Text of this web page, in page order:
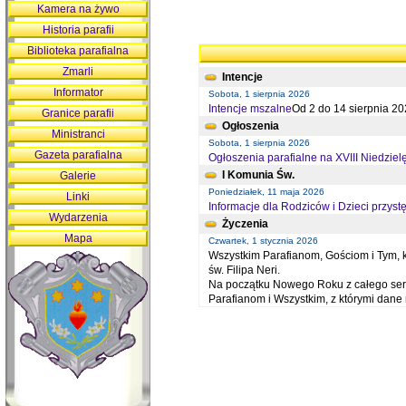
Intencje
Sobota, 1 sierpnia 2026
Intencje mszalneOd 2 do 14 sierpnia
Ogłoszenia
Sobota, 1 sierpnia 2026
Ogłoszenia parafialne na XVIII
I Komunia Św.
Poniedziałek, 11 maja 2026
Informacje dla Rodziców i Dzieci
Życzenia
Czwartek, 1 stycznia 2026
Wszystkim Parafianom, Gościom i
św. Filipa Neri.
Na początku Nowego Roku z całego
Parafianom i Wszystkim, z którymi
Kamera na żywo
Historia parafii
Biblioteka parafialna
Zmarli
Informator
Granice parafii
Ministranci
Gazeta parafialna
Galerie
Linki
Wydarzenia
Mapa